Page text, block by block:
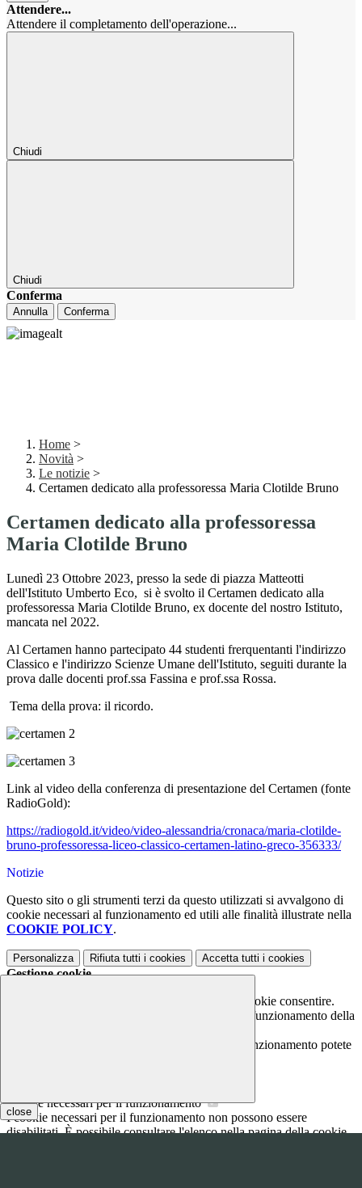
Attendere...
Attendere il completamento dell'operazione...
Chiudi
Chiudi
Conferma
Annulla Conferma
close
Home >
Novità >
Le notizie >
Certamen dedicato alla professoressa Maria Clotilde Bruno
Certamen dedicato alla professoressa
Maria Clotilde Bruno
Lunedì 23 Ottobre 2023, presso la sede di piazza Matteotti
dell'Istituto Umberto Eco, si è svolto il Certamen dedicato alla
professoressa Maria Clotilde Bruno, ex docente del nostro Istituto,
mancata nel 2022.
Al Certamen hanno partecipato 44 studenti frerquentanti l'indirizzo
Classico e l'indirizzo Scienze Umane dell'Istituto, seguiti durante la
prova dalle docenti prof.ssa Fassina e prof.ssa Rossa.
Tema della prova: il ricordo.
Link al video della conferenza di presentazione del Certamen (fonte
RadioGold):
https://radiogold.it/video/video-alessandria/cronaca/maria-clotilde-
bruno-professoressa-liceo-classico-certamen-latino-greco-356333/
Notizie
Questo sito o gli strumenti terzi da questo utilizzati si avvalgono di
cookie necessari al funzionamento ed utili alle finalità illustrate nella
COOKIE POLICY.
Personalizza Rifiuta tutti i cookies Accetta tutti i cookies
Gestione cookie
In questa schermata è possibile scegliere quali cookie consentire.
I cookie necessari sono quelli che consentono il funzionamento della
Per conoscere quali sono i cookie necessari al funzionamento potete
Cookie necessari per il funzionamento
I cookie necessari per il funzionamento non possono essere
disabilitati. È possibile consultare l'elenco nella pagina della cookie